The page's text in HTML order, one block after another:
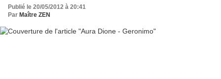
Publié le 20/05/2012 à 20:41
Par Maître ZEN